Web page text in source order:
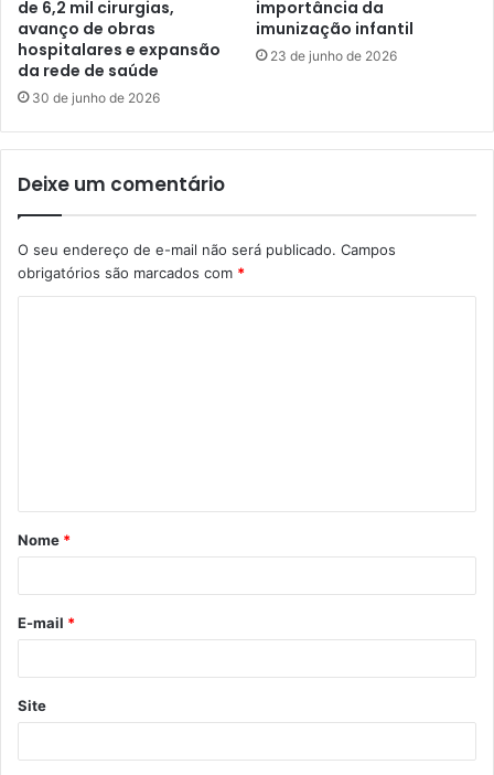
de 6,2 mil cirurgias,
avanço de obras
hospitalares e expansão
da rede de saúde
30 de junho de 2026
importância da
imunização infantil
23 de junho de 2026
Deixe um comentário
O seu endereço de e-mail não será publicado. Campos
obrigatórios são marcados com *
á
r
*
Nome *
E-mail *
Site